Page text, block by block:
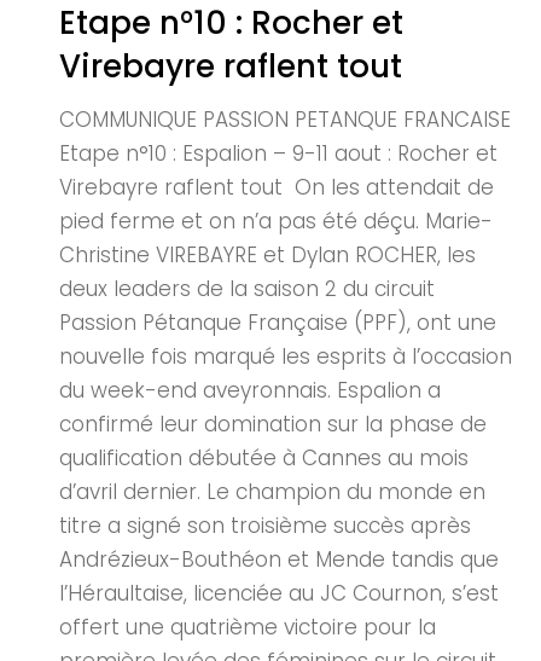
Etape n°10 : Rocher et
Virebayre raflent tout
COMMUNIQUE PASSION PETANQUE FRANCAISE
Etape n°10 : Espalion – 9-11 aout : Rocher et
Virebayre raflent tout On les attendait de
pied ferme et on n’a pas été déçu. Marie-
Christine VIREBAYRE et Dylan ROCHER, les
deux leaders de la saison 2 du circuit
Passion Pétanque Française (PPF), ont une
nouvelle fois marqué les esprits à l’occasion
du week-end aveyronnais. Espalion a
confirmé leur domination sur la phase de
qualification débutée à Cannes au mois
d’avril dernier. Le champion du monde en
titre a signé son troisième succès après
Andrézieux-Bouthéon et Mende tandis que
l’Héraultaise, licenciée au JC Cournon, s’est
offert une quatrième victoire pour la